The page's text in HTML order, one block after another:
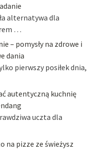
alternatywa dla
…
– pomysły na zdrowe i
dania
pierwszy posiłek dnia,
autentyczną kuchnię
uczta dla
na pizze ze świeżysz